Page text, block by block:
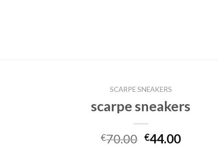
SCARPE SNEAKERS
scarpe sneakers
€70.00 €44.00